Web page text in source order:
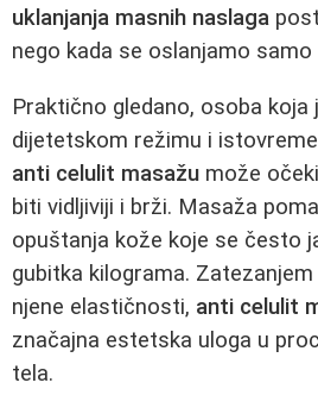
uklanjanja masnih naslaga
nego kada se oslanjamo
Praktično gledano, osoba koja
dijetetskom režimu i
anti celulit masažu može
biti vidljiviji i brži. Masaža
opuštanja kože koje se često
gubitka kilograma.
njene elastičnosti, anti celulit
značajna estetska uloga u
tela.